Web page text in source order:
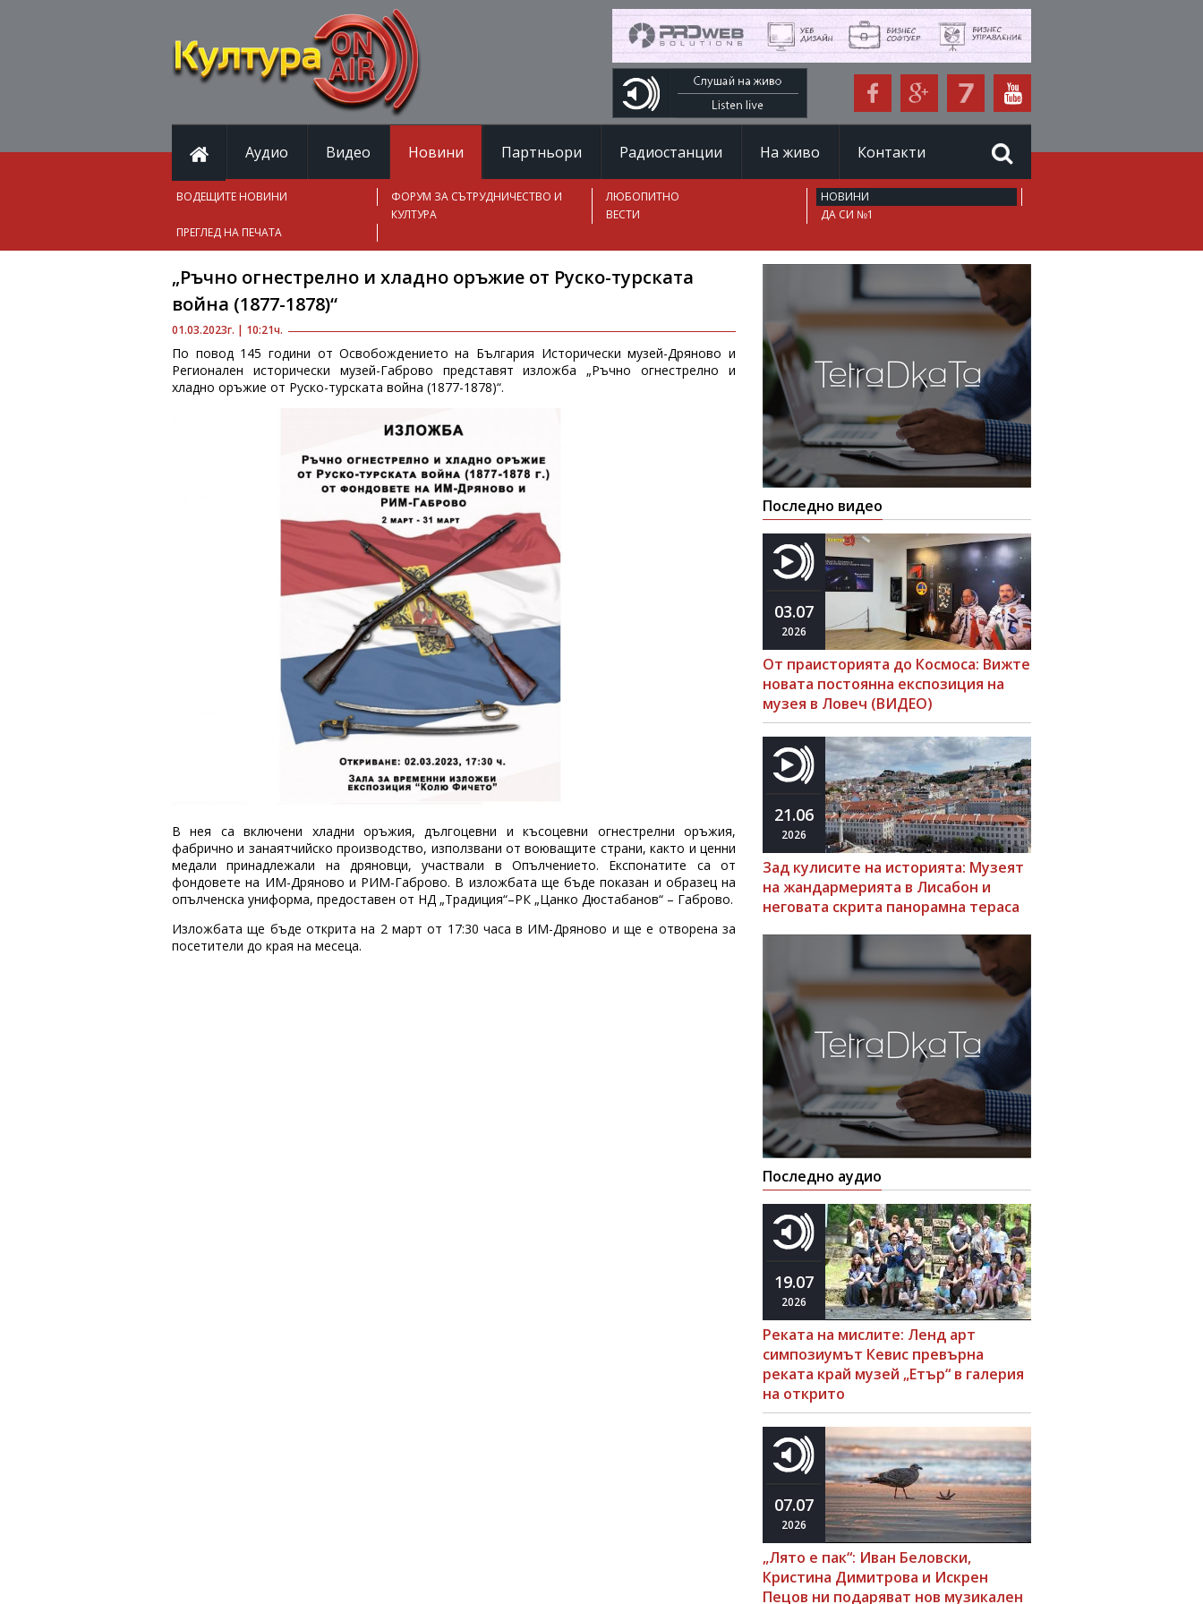
Аудио Видео Новини Партньори Радиостанции На живо Контакти
ВОДЕЩИТЕ НОВИНИ
ФОРУМ ЗА СЪТРУДНИЧЕСТВО И
КУЛТУРА
ЛЮБОПИТНО
НОВИНИ
ВЕСТИ
ДА СИ №1
ПРЕГЛЕД НА ПЕЧАТА
01.03.2023г. | 10:21ч.
„Ръчно огнестрелно и хладно оръжие от Руско-турската
война (1877-1878)“
По повод 145 години от Освобождението на България Исторически музей-Дряново и
Регионален исторически музей-Габрово представят изложба „Ръчно огнестрелно и
хладно оръжие от Руско-турската война (1877-1878)“.
В нея са включени хладни оръжия, дългоцевни и късоцевни огнестрелни оръжия,
фабрично и занаятчийско производство, използвани от воюващите страни, както и ценни
медали принадлежали на дряновци, участвали в Опълчението. Експонатите са от
фондовете на ИМ-Дряново и РИМ-Габрово. В изложбата ще бъде показан и образец на
опълченска униформа, предоставен от НД „Традиция“–РК „Цанко Дюстабанов“ – Габрово.
Изложбата ще бъде открита на 2 март от 17:30 часа в ИМ-Дряново и ще е отворена за
посетители до края на месеца.
Последно видео
03.07
2026
От праисторията до Космоса: Вижте
новата постоянна експозиция на
музея в Ловеч (ВИДЕО)
21.06
2026
Зад кулисите на историята: Музеят
на жандармерията в Лисабон и
неговата скрита панорамна тераса
Последно аудио
19.07
2026
Реката на мислите: Ленд арт
симпозиумът Кевис превърна
реката край музей „Етър“ в галерия
на открито
07.07
2026
„Лято е пак“: Иван Беловски,
Кристина Димитрова и Искрен
Пецов ни подаряват нов музикален